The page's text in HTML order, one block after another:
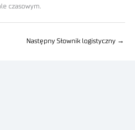
czasowym.
Następny Słownik logistyczny →